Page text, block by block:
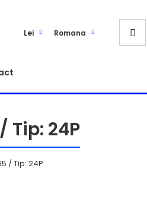
Lei Romana
Tip: 24P
/ Tip: 24P